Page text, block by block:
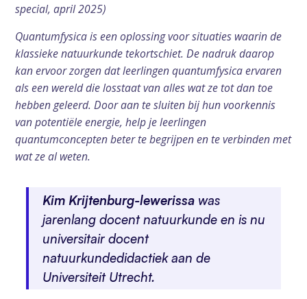
special, april 2025)
Quantumfysica is een oplossing voor situaties waarin de
klassieke natuurkunde tekortschiet. De nadruk daarop
kan ervoor zorgen dat leerlingen quantumfysica ervaren
als een wereld die losstaat van alles wat ze tot dan toe
hebben geleerd. Door aan te sluiten bij hun voorkennis
van potentiële energie, help je leerlingen
quantumconcepten beter te begrijpen en te verbinden met
wat ze al weten.
Kim Krijtenburg-lewerissawas
jarenlang docent natuurkunde en is nu
universitair docent
natuurkundedidactiek aan de
Universiteit Utrecht.